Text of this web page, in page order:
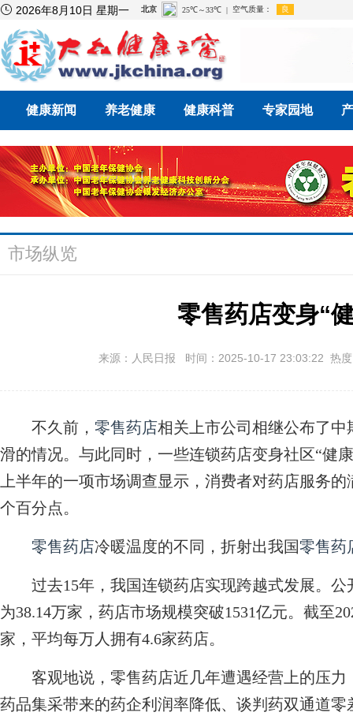
 2026年8月10日 星期一
健康新闻 养老健康 健康科普 专家园地
市场纵览
零售药店变身“
来源：人民日报 时间：2025-10-17 23:03:22 热
不久前， 零售药店相关上市公司相继公布了
滑的情况。与此同时，一些连锁药店变身社区“健
上半年的一项市场调查显示，消费者对药店服务
个百分点。
零售药店冷暖温度的不同，折射出我国零售药
过去15年，我国连锁药店实现跨越式发展。公
为38.14万家，药店市场规模突破1531亿元。截至
家，平均每万人拥有4.6家药店。
客观地说，零售药店近几年遭遇经营上的压力
药品集采带来的药企利润率降低、谈判药双通道